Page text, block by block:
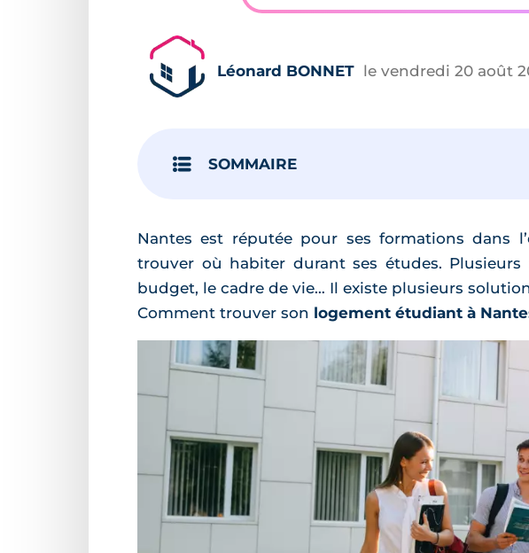
Léonard BONNET le vendredi 20 août
SOMMAIRE
Nantes est réputée pour ses formations dans
trouver où habiter durant ses études.
budget, le cadre de vie… Il existe plusieurs
Comment trouver son logement étudiant à